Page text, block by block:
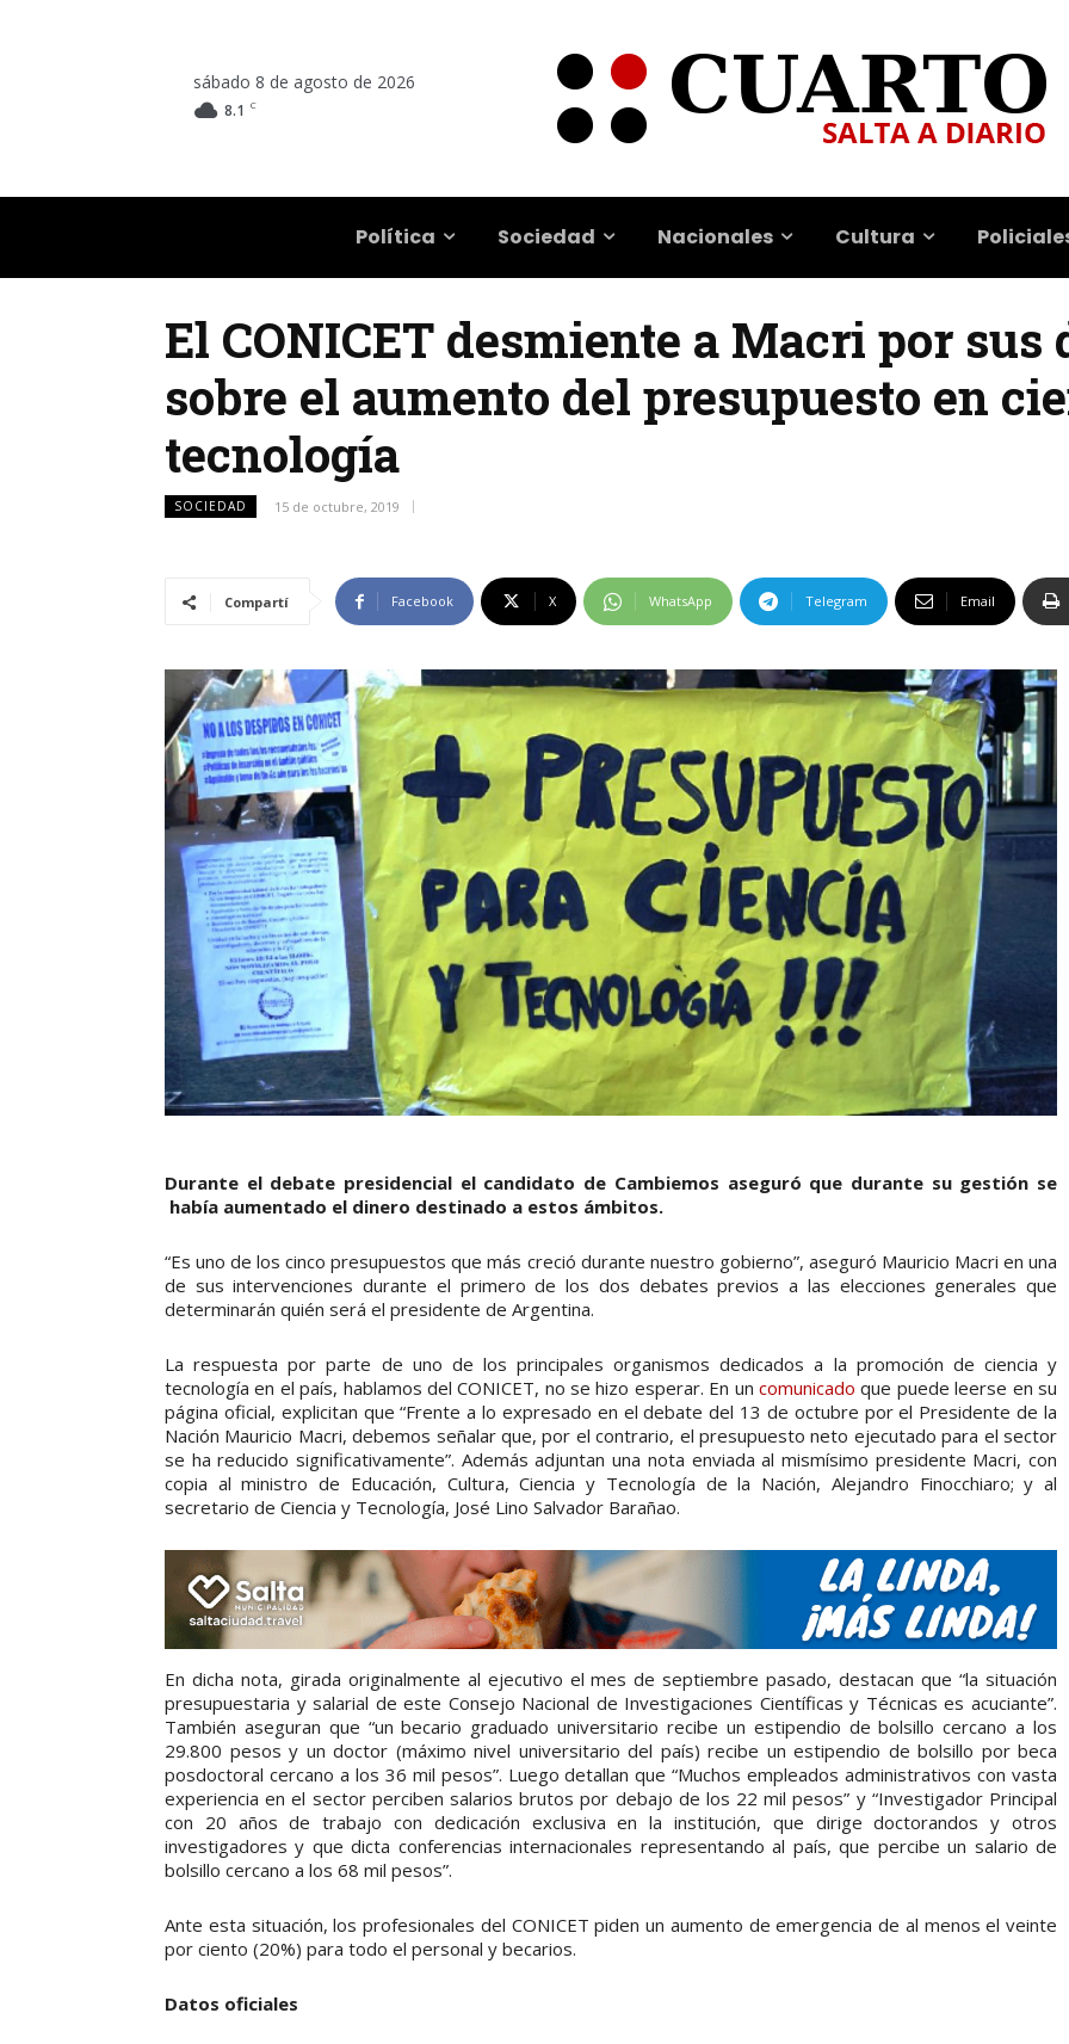
sábado 8 de agosto de 2026
8.1 C
Política Sociedad Nacionales Cultura
El CONICET desmiente a Macri por sus
sobre el aumento del presupuesto en
tecnología
SOCIEDAD 15 de octubre, 2019
Compartí Facebook X WhatsApp Telegram Email
Durante el debate presidencial el candidato de Cambiemos aseguró que durante su gestión se
había aumentado el dinero destinado a estos ámbitos.
“Es uno de los cinco presupuestos que más creció durante nuestro gobierno”, aseguró Mauricio Macri en una
de sus intervenciones durante el primero de los dos debates previos a las elecciones generales que
determinarán quién será el presidente de Argentina.
La respuesta por parte de uno de los principales organismos dedicados a la promoción de ciencia y
tecnología en el país, hablamos del CONICET, no se hizo esperar. En uncomunicado que puede leerse en su
página oficial, explicitan que “Frente a lo expresado en el debate del 13 de octubre por el Presidente de la
Nación Mauricio Macri, debemos señalar que, por el contrario, el presupuesto neto ejecutado para el sector
se ha reducido significativamente”. Además adjuntan una nota enviada al mismísimo presidente Macri, con
copia al ministro de Educación, Cultura, Ciencia y Tecnología de la Nación, Alejandro Finocchiaro; y al
secretario de Ciencia y Tecnología, José Lino Salvador Barañao.
En dicha nota, girada originalmente al ejecutivo el mes de septiembre pasado, destacan que “la situación
presupuestaria y salarial de este Consejo Nacional de Investigaciones Científicas y Técnicas es acuciante”.
También aseguran que “un becario graduado universitario recibe un estipendio de bolsillo cercano a los
29.800 pesos y un doctor (máximo nivel universitario del país) recibe un estipendio de bolsillo por beca
posdoctoral cercano a los 36 mil pesos”. Luego detallan que “Muchos empleados administrativos con vasta
experiencia en el sector perciben salarios brutos por debajo de los 22 mil pesos” y “Investigador Principal
con 20 años de trabajo con dedicación exclusiva en la institución, que dirige doctorandos y otros
investigadores y que dicta conferencias internacionales representando al país, que percibe un salario de
bolsillo cercano a los 68 mil pesos”.
Ante esta situación, los profesionales del CONICET piden un aumento de emergencia de al menos el veinte
por ciento (20%) para todo el personal y becarios.
Datos oficiales